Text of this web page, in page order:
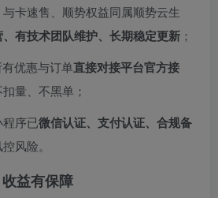
与卡速售、顺势权益同属顺势云生
有技术团队维护、长期稳定更新 ；
有优惠与订单直接对接平台官方接
量、不黑单；
程序已微信认证、支付认证、合规备
风险。
益有保障